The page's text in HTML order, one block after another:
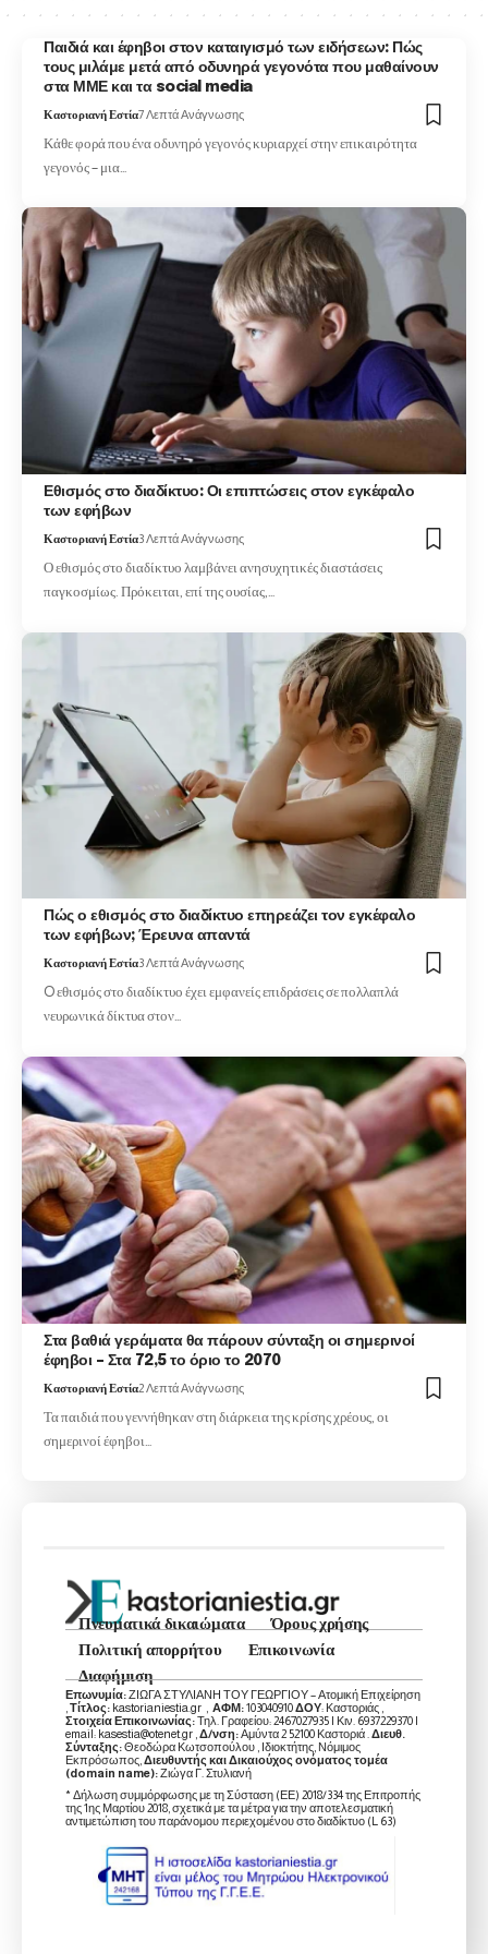
Παιδιά και έφηβοι στον καταιγισμό των ειδήσεων: Πώς
τους μιλάμε μετά από οδυνηρά γεγονότα που μαθαίνουν
στα ΜΜΕ και τα social media
Καστοριανή Εστία7 Λεπτά Ανάγνωσης
Κάθε φορά που ένα οδυνηρό γεγονός κυριαρχεί στην επικαιρότητα
γεγονός – μια…
Εθισμός στο διαδίκτυο: Οι επιπτώσεις στον εγκέφαλο
των εφήβων
Καστοριανή Εστία3 Λεπτά Ανάγνωσης
Ο εθισμός στο διαδίκτυο λαμβάνει ανησυχητικές διαστάσεις
παγκοσμίως. Πρόκειται, επί της ουσίας,…
Πώς ο εθισμός στο διαδίκτυο επηρεάζει τον εγκέφαλο
των εφήβων; Έρευνα απαντά
Καστοριανή Εστία3 Λεπτά Ανάγνωσης
O εθισμός στο διαδίκτυο έχει εμφανείς επιδράσεις σε πολλαπλά
νευρωνικά δίκτυα στον…
Στα βαθιά γεράματα θα πάρουν σύνταξη οι σημερινοί
έφηβοι – Στα 72,5 το όριο το 2070
Καστοριανή Εστία2 Λεπτά Ανάγνωσης
Τα παιδιά που γεννήθηκαν στη διάρκεια της κρίσης χρέους, οι
σημερινοί έφηβοι…
Πνευματικά δικαιώματα
Όρους χρήσης
Πολιτική απορρήτου
Επικοινωνία
Διαφήμιση
Επωνυμία:ΖΙΩΓΑ ΣΤΥΛΙΑΝΗ ΤΟΥ ΓΕΩΡΓΙΟΥ – Ατομική Επιχείρηση
Τίτλος: kastorianiestia.gr , ΑΦΜ:103040910ΔΟΥ: Καστοριάς ,
Στοιχεία Επικοινωνίας:Τηλ. Γραφείου: 2467027935 | Κιν. 6937229370 |
email: kasestia@otenet.gr , Δ/νση:Αμύντα 2 52100 Καστοριά . Διευθ.
Σύνταξης:Θεοδώρα Κωτσοπούλου , Ιδιοκτήτης, Νόμιμος
Εκπρόσωπος, Διευθυντής και Δικαιούχος ονόματος τομέα
(domain name):Ζιώγα Γ. Στυλιανή
* Δήλωση συμμόρφωσης με τη Σύσταση (ΕΕ) 2018/334 της Επιτροπής
της 1ης Μαρτίου 2018, σχετικά με τα μέτρα για την αποτελεσματική
αντιμετώπιση του παράνομου περιεχομένου στο διαδίκτυο (L 63)